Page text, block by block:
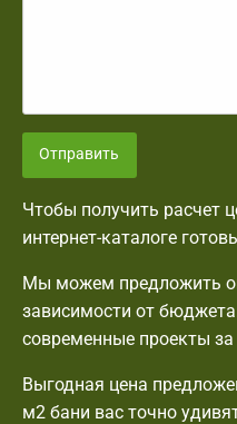
Отправить
Чтобы получить расчет
интернет-каталоге
Мы можем предложить
зависимости от
современные проекты
Выгодная цена
м2 бани вас точно